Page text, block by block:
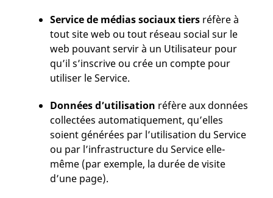
Service de médias sociaux tiers réfère à
tout site web ou tout réseau social sur le
web pouvant servir à un Utilisateur pour
qu’il s’inscrive ou crée un compte pour
utiliser le Service.
Données d’utilisation réfère aux données
collectées automatiquement, qu’elles
soient générées par l’utilisation du Service
ou par l’infrastructure du Service elle-
même (par exemple, la durée de visite
d’une page).